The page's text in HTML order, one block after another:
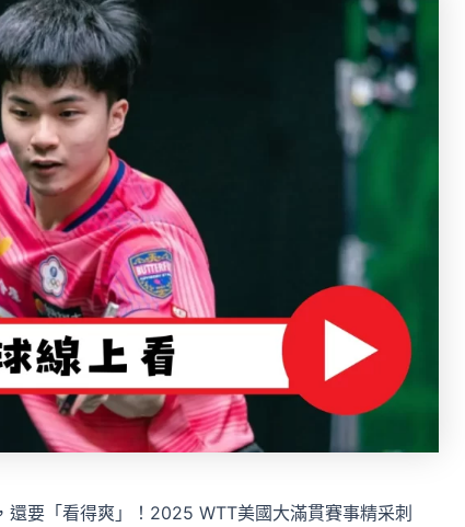
要「看得爽」！2025 WTT美國大滿貫賽事精采刺